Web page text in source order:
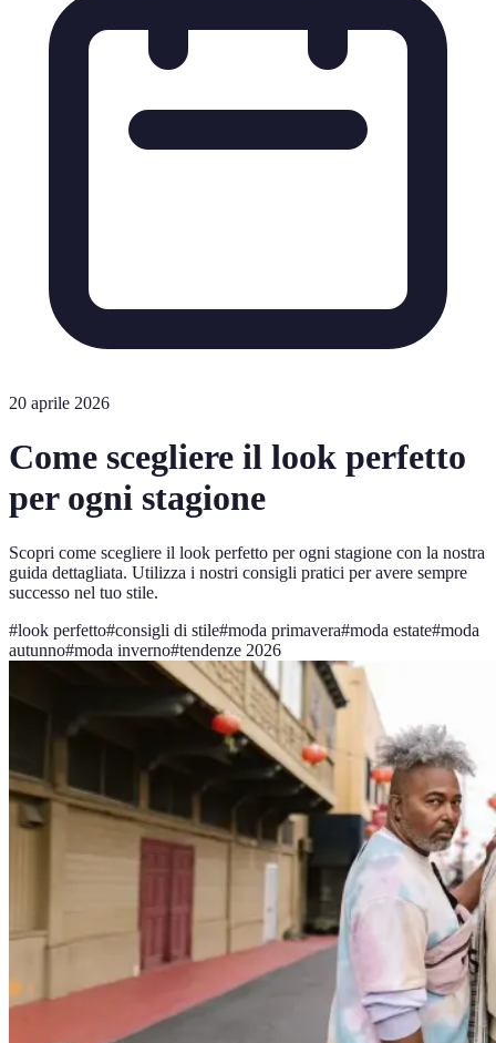
20 aprile 2026
Come scegliere il look perfetto
per ogni stagione
Scopri come scegliere il look perfetto per ogni stagione con la nostra
guida dettagliata. Utilizza i nostri consigli pratici per avere sempre
successo nel tuo stile.
#look perfetto#consigli di stile#moda primavera#moda estate#moda
autunno#moda inverno#tendenze 2026